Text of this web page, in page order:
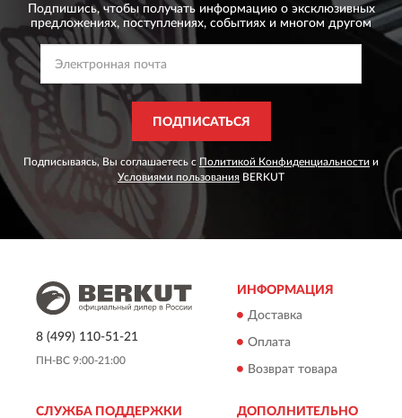
Подпишись, чтобы получать информацию о эксклюзивных
предложениях, поступлениях, событиях и многом другом
ПОДПИСАТЬСЯ
Подписываясь, Вы соглашаетесь с Политикой Конфиденциальности и
Условиями пользования BERKUT
8 (499) 110-51-21
ПН-ВС 9:00-21:00
ИНФОРМАЦИЯ
Доставка
Оплата
Возврат товара
СЛУЖБА ПОДДЕРЖКИ ДОПОЛНИТЕЛЬНО